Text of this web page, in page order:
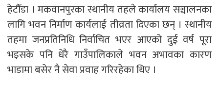
हेटौँडा । मकवानपुरका स्थानीय तहले कार्यालय सञ्चालनका
लागि भवन निर्माण कार्यलाई तीव्रता दिएका छन् । स्थानीय
तहमा जनप्रतिनिधि निर्वाचित भएर आएको दुई वर्ष पूरा
भइसके पनि धेरै गाउँपालिकाले भवन अभावका कारण
भाडामा बसेर नै सेवा प्रवाह गरिरहेका थिए ।